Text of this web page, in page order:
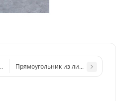
1000х1000 мм размер толщина 5
Прямоугольник из листа